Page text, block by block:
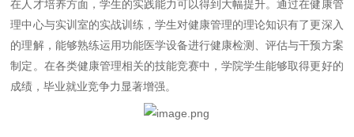
在人才培养方面，学生的实践能力可以得到大幅提升。通过在健康管
理中心与实训室的实战训练，学生对健康管理的理论知识有了更深入
的理解，能够熟练运用功能医学设备进行健康检测、评估与干预方案
制定。在各类健康管理相关的技能竞赛中，学院学生能够取得更好的
成绩，毕业就业竞争力显著增强。